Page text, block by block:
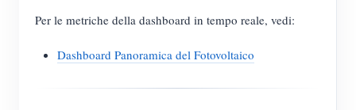
Per le metriche della dashboard in tempo reale, vedi:
Dashboard Panoramica del Fotovoltaico